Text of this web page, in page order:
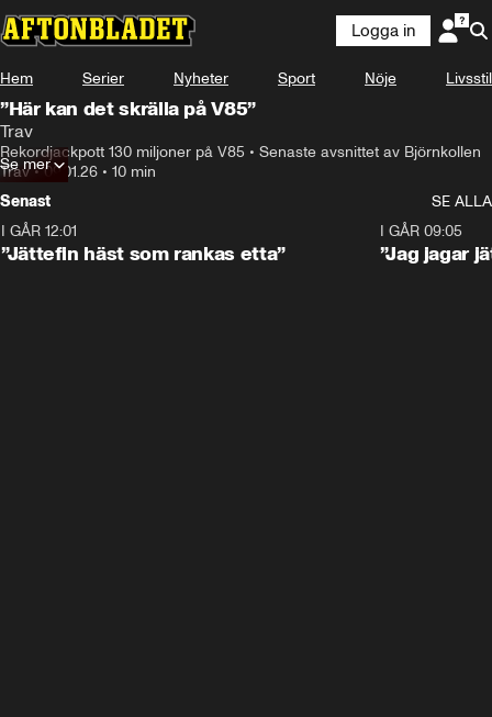
Logga in
Hem Serier Nyheter Sport Nöje Livsstil
”Här kan det skrälla på V85”
Trav
Rekordjackpott 130 miljoner på V85 • Senaste avsnittet av Björnkollen
Trav•09.01.26 • 10 min
Se mer
Senast
SE ALLA
I GÅR 12:01
”Jättefin häst som rankas etta”
I GÅR 09:05
”Jag jagar